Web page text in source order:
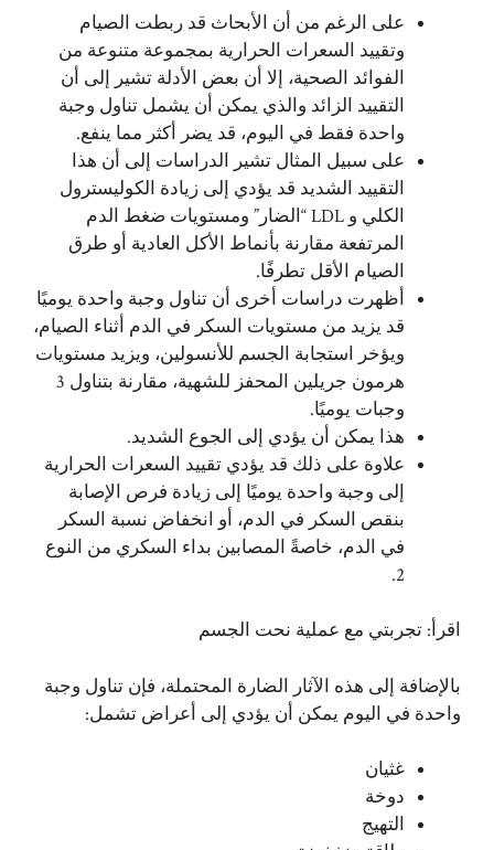
على الرغم من أن الأبحاث قد ربطت الصيام
وتقييد السعرات الحرارية بمجموعة متنوعة من
الفوائد الصحية، إلا أن بعض الأدلة تشير إلى أن
التقييد الزائد والذي يمكن أن يشمل تناول وجبة
واحدة فقط في اليوم، قد يضر أكثر مما ينفع.
على سبيل المثال تشير الدراسات إلى أن هذا
التقييد الشديد قد يؤدي إلى زيادة الكوليسترول
الكلي و LDL “الضار” ومستويات ضغط الدم
المرتفعة مقارنة بأنماط الأكل العادية أو طرق
الصيام الأقل تطرفًا.
أظهرت دراسات أخرى أن تناول وجبة واحدة يوميًا
قد يزيد من مستويات السكر في الدم أثناء الصيام،
ويؤخر استجابة الجسم للأنسولين، ويزيد مستويات
هرمون جريلين المحفز للشهية، مقارنة بتناول 3
وجبات يوميًا.
هذا يمكن أن يؤدي إلى الجوع الشديد.
علاوة على ذلك قد يؤدي تقييد السعرات الحرارية
إلى وجبة واحدة يوميًا إلى زيادة فرص الإصابة
بنقص السكر في الدم، أو انخفاض نسبة السكر
في الدم، خاصةً المصابين بداء السكري من النوع
2.
اقرأ: تجربتي مع عملية نحت الجسم
بالإضافة إلى هذه الآثار الضارة المحتملة، فإن تناول وجبة
واحدة في اليوم يمكن أن يؤدي إلى أعراض تشمل:
غثيان
دوخة
التهيج